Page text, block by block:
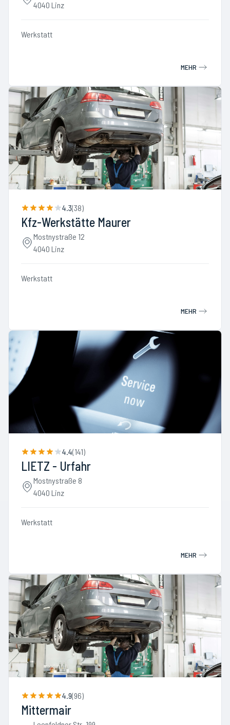
4040 Linz
Werkstatt
MEHR
4.3(38)
Kfz-Werkstätte Maurer
Mostnystraße 12
4040 Linz
Werkstatt
MEHR
4.4(141)
LIETZ - Urfahr
Mostnystraße 8
4040 Linz
Werkstatt
MEHR
4.9(96)
Mittermair